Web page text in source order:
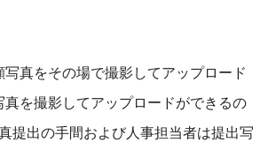
真をその場で撮影してアップロード
を撮影してアップロードができるの
提出の⼿間および⼈事担当者は提出写